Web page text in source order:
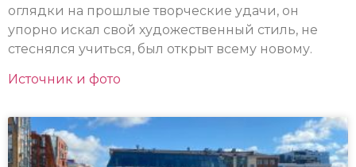
оглядки на прошлые творческие удачи, он
упорно искал свой художественный стиль, не
стеснялся учиться, был открыт всему новому.
Источник и фото